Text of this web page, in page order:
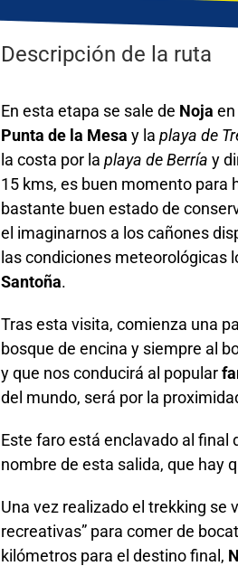
Descripción de la ruta
En esta etapa se sale de Noja
Punta de la Mesa y la playa de
la costa por la playa de Berría y
15 kms, es buen momento para
bastante buen estado de
el imaginarnos a los cañones
las condiciones meteorológicas
Santoña.
Tras esta visita, comienza una
bosque de encina y siempre al
y que nos conducirá al popular
del mundo, será por la
Este faro está enclavado al final
nombre de esta salida, que hay
Una vez realizado el trekking se
recreativas” para comer de
kilómetros para el destino final,